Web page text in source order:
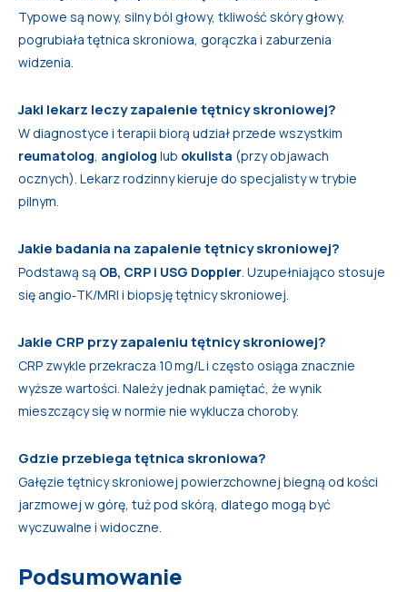
Typowe są nowy, silny ból głowy, tkliwość skóry głowy,
pogrubiała tętnica skroniowa, gorączka i zaburzenia
widzenia.
Jaki lekarz leczy zapalenie tętnicy skroniowej?
W diagnostyce i terapii biorą udział przede wszystkim
reumatolog angiolog lub okulista (przy objawach
ocznych). Lekarz rodzinny kieruje do specjalisty w trybie
pilnym.
Jakie badania na zapalenie tętnicy skroniowej?
Podstawą są OB, CRP i USG Doppler . Uzupełniająco stosuje
się angio‑TK/MRI i biopsję tętnicy skroniowej.
Jakie CRP przy zapaleniu tętnicy skroniowej?
CRP zwykle przekracza 10 mg/L i często osiąga znacznie
wyższe wartości. Należy jednak pamiętać, że wynik
mieszczący się w normie nie wyklucza choroby.
Gdzie przebiega tętnica skroniowa?
Gałęzie tętnicy skroniowej powierzchownej biegną od kości
jarzmowej w górę, tuż pod skórą, dlatego mogą być
wyczuwalne i widoczne.
Podsumowanie